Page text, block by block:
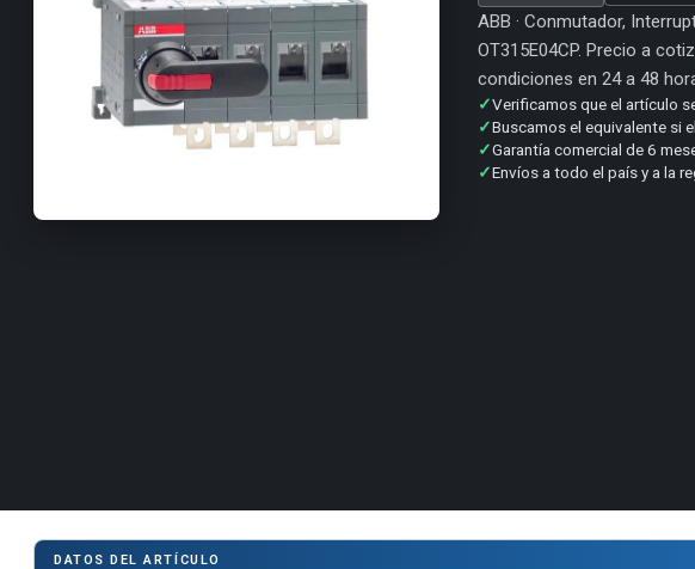
ABB · Conmutador,
OT315E04CP. Precio a
condiciones en 24 a 48
✓Verificamos que el artículo
✓Buscamos el equivalente si
✓Garantía comercial de 6
✓Envíos a todo el país y a la
DATOS DEL ARTÍCULO